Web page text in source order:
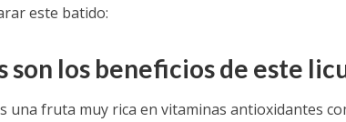
este batido:
son los beneficios de este
una fruta muy rica en vitaminas antioxidantes